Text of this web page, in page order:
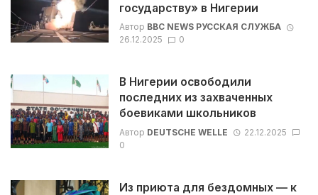
государству» в Нигерии
Автор BBC NEWS РУССКАЯ СЛУЖБА
26.12.2025
0
В Нигерии освободили
последних из захваченных
боевиками школьников
Автор DEUTSCHE WELLE
22.12.2025
0
Из приюта для бездомных — к